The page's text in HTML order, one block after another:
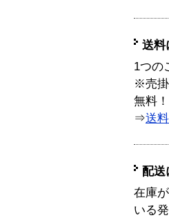
送料
1つの
※売掛
無料！
⇒送
配送
在庫
いる